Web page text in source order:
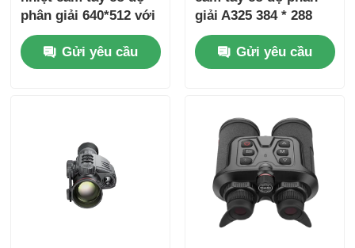
phân giải 640*512 với
tính năng chống
nước và điều chỉnh
Gửi yêu cầu
giải A325 384 * 288
với thiết kế chống
nước và tốc độ khung
hình 50fps
Gửi yêu cầu